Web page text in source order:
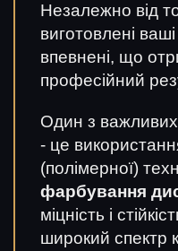
Незалежно від
виготовлені
впевнені, що
професійний
Один з
- це
(полімерної)
фарбування
міцність і
широкий спектр